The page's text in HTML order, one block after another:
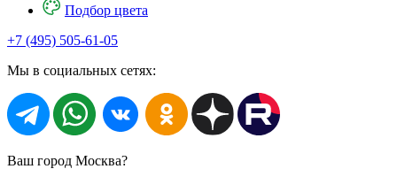
Подбор цвета
+7 (495) 505-61-05
Мы в социальных сетях:
Ваш город Москва?